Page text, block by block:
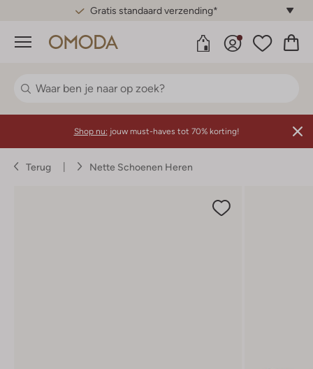
Gratis standaard verzending*
Menu
Shop nu: jouw must-haves tot 70% korting!
Terug Nette Schoenen Heren